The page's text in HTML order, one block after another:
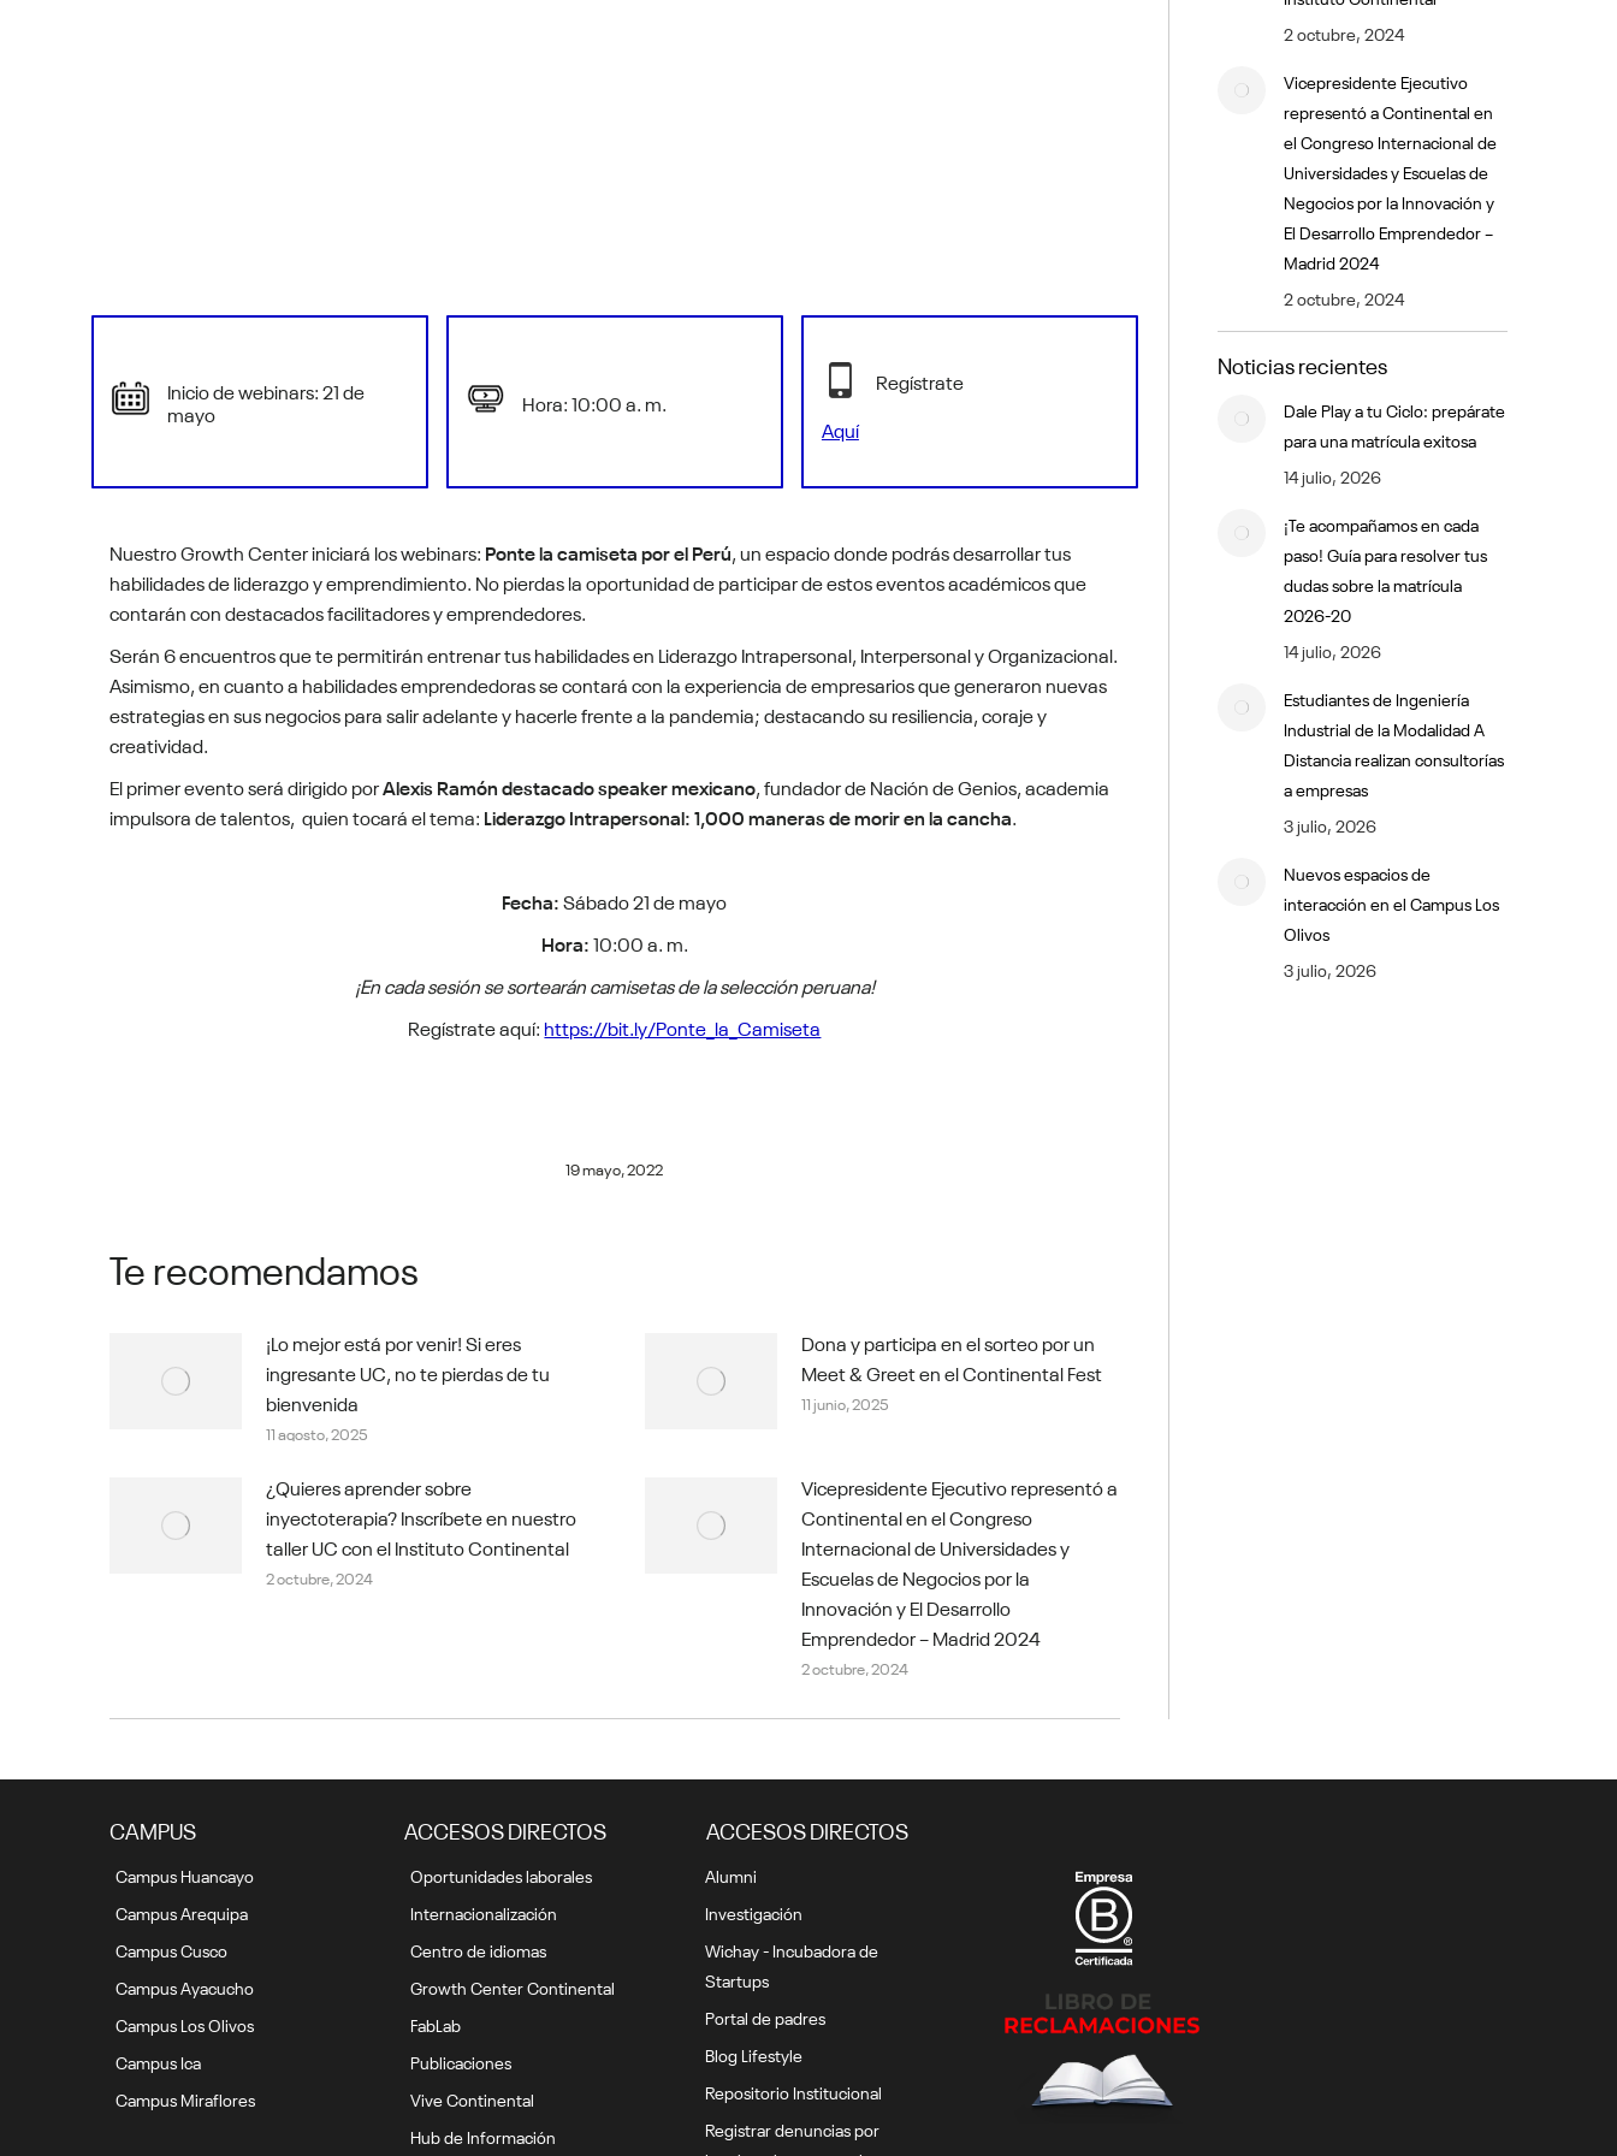
Inicio de webinars: 21 de
mayo Hora: 10:00 a. m.
Regístrate
Aquí
Nuestro Growth Center iniciará los webinars: Ponte la camiseta por el Perú , un espacio donde podrás desarrollar tus
habilidades de liderazgo y emprendimiento. No pierdas la oportunidad de participar de estos eventos académicos que
contarán con destacados facilitadores y emprendedores.
Serán 6 encuentros que te permitirán entrenar tus habilidades en Liderazgo Intrapersonal, Interpersonal y Organizacional.
Asimismo, en cuanto a habilidades emprendedoras se contará con la experiencia de empresarios que generaron nuevas
estrategias en sus negocios para salir adelante y hacerle frente a la pandemia; destacando su resiliencia, coraje y
creatividad.
El primer evento será dirigido porAlexis Ramóndestacado speaker mexicano , fundador de Nación de Genios, academia
impulsora de talentos, quien tocará el tema: Liderazgo Intrapersonal: 1,000 maneras de morir en la cancha
Fecha:Sábado 21 de mayo
Hora:10:00 a. m.
¡En cada sesión se sortearán camisetas de la selección peruana!
Regístrate aquí: https://bit.ly/Ponte_la_Camiseta
19 mayo, 2022
Te recomendamos
¡Lo mejor está por venir! Si eres
ingresante UC, no te pierdas de tu
bienvenida
11 agosto, 2025
Dona y participa en el sorteo por un
Meet & Greet en el Continental Fest
11 junio, 2025
¿Quieres aprender sobre
inyectoterapia? Inscríbete en nuestro
taller UC con el Instituto Continental
2 octubre, 2024
Vicepresidente Ejecutivo representó a
Continental en el Congreso
Internacional de Universidades y
Escuelas de Negocios por la
Innovación y El Desarrollo
Emprendedor – Madrid 2024
2 octubre, 2024
2 octubre, 2024
Vicepresidente Ejecutivo
representó a Continental en
el Congreso Internacional de
Universidades y Escuelas de
Negocios por la Innovación y
El Desarrollo Emprendedor –
Madrid 2024
2 octubre, 2024
Noticias recientes
Dale Play a tu Ciclo: prepárate
para una matrícula exitosa
14 julio, 2026
¡Te acompañamos en cada
paso! Guía para resolver tus
dudas sobre la matrícula
2026-20
14 julio, 2026
Estudiantes de Ingeniería
Industrial de la Modalidad A
Distancia realizan consultorías
a empresas
3 julio, 2026
Nuevos espacios de
interacción en el Campus Los
Olivos
3 julio, 2026
CAMPUS
Campus Huancayo
Campus Arequipa
Campus Cusco
Campus Ayacucho
Campus Los Olivos
Campus Ica
Campus Miraflores
ACCESOS DIRECTOS
Oportunidades laborales
Internacionalización
Centro de idiomas
Growth Center Continental
FabLab
Publicaciones
Vive Continental
Hub de Información
ACCESOS DIRECTOS
Alumni
Investigación
Wichay - Incubadora de
Startups
Portal de padres
Blog Lifestyle
Repositorio Institucional
Registrar denuncias por